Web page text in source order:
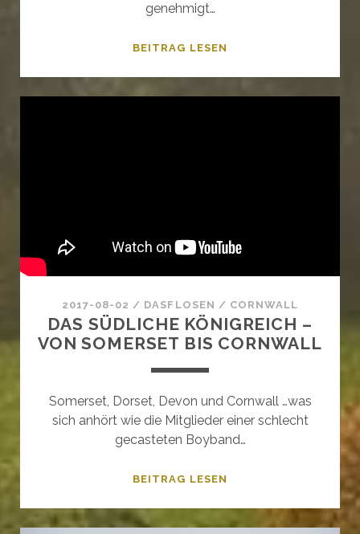
genehmigt…
BEITRAG LESEN
2017-08-02 / DASFLOSEN / CORNWALL
DAS SÜDLICHE KÖNIGREICH –
VON SOMERSET BIS CORNWALL
Somerset, Dorset, Devon und Cornwall …was
sich anhört wie die Mitglieder einer schlecht
gecasteten Boyband…
BEITRAG LESEN